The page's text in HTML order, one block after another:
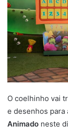
O coelhinho vai
e desenhos para
Animado neste